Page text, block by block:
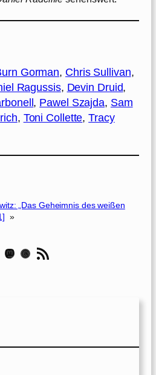
Gorman, Chris Sullivan
Ragussis, Devin Druid
, Pawel Szajda, Sam
, Toni Collette, Tracy
„Das Geheimnis des weißen
»
Mastodon Threads RSS-Feed